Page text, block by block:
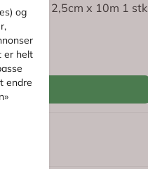
Refill 2,5cm x 10m 1 stk
Kjøp
og
er helt
endre